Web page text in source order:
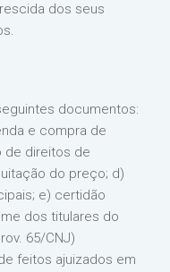
dos seus
documentos:
e compra de
de direitos de
quitação do preço; d)
e) certidão
dos titulares do
65/CNJ)
de feitos ajuizados em